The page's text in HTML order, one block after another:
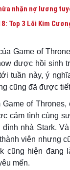
nhận nợ lương
Top 3 Lõi Kim
Game of
được hồi sinh
tuần này, ý
cũng đã được
Game of
cảm tình cùng
nhà Stark.
viên nhưng
cũng hiện đang
mến.